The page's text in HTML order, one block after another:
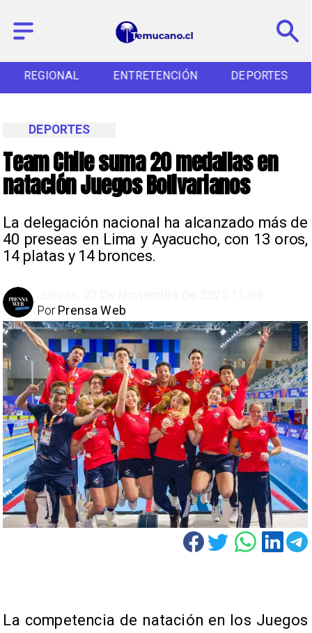
REGIONAL ENTRETENCIÓN DEPORTES
Team Chile suma 20 medallas en
natación Juegos Bolivarianos
La delegación nacional ha alcanzado más de
40 preseas en Lima y Ayacucho, con 13 oros,
14 platas y 14 bronces.
DEPORTES
Prensa Web
Por
La competencia de natación en los Juegos